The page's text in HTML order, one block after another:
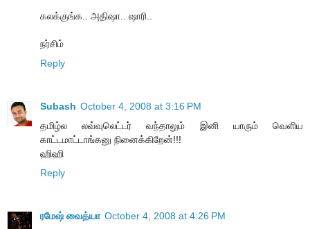
கலக்குங்க.. அதிஷா.. ஷாரி..
நர்சிம்
Reply
Subash October 4, 2008 at 3:16 PM
தமிழ்ல லவ்வுலெட்டர் வந்தாலும் இனி யாரும் வெளிய
காட்டமாட்டாங்கனு நினைக்கிறேன்!!!
ஹிஹி
Reply
ரமேஷ் வைத்யா October 4, 2008 at 4:26 PM